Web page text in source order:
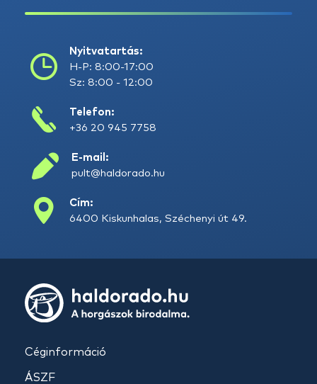
Nyitvatartás:
H-P: 8:00-17:00
Sz: 8:00 - 12:00
Telefon:
+36 20 945 7758
E-mail:
pult@haldorado.hu
Cím:
6400 Kiskunhalas, Széchenyi út 49.
Céginformáció
ÁSZF